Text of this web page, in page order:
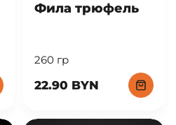
Фила трюфель
260 гр
22.90 BYN